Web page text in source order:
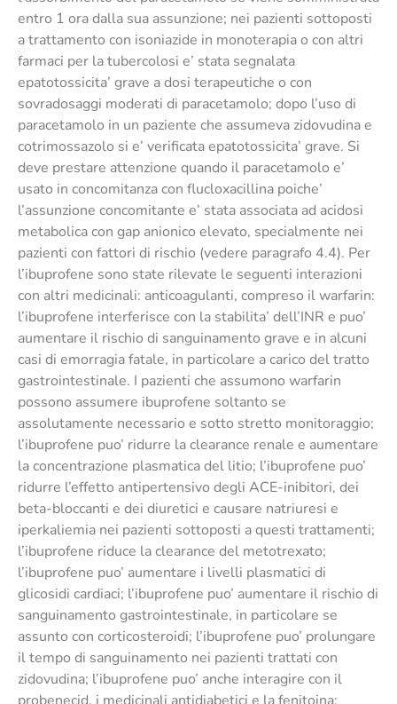
entro 1 ora dalla sua assunzione; nei pazienti sottoposti
a trattamento con isoniazide in monoterapia o con altri
farmaci per la tubercolosi e’ stata segnalata
epatotossicita’ grave a dosi terapeutiche o con
sovradosaggi moderati di paracetamolo; dopo l’uso di
paracetamolo in un paziente che assumeva zidovudina e
cotrimossazolo si e’ verificata epatotossicita’ grave. Si
deve prestare attenzione quando il paracetamolo e’
usato in concomitanza con flucloxacillina poiche’
l’assunzione concomitante e’ stata associata ad acidosi
metabolica con gap anionico elevato, specialmente nei
pazienti con fattori di rischio (vedere paragrafo 4.4). Per
l’ibuprofene sono state rilevate le seguenti interazioni
con altri medicinali: anticoagulanti, compreso il warfarin:
l’ibuprofene interferisce con la stabilita’ dell’INR e puo’
aumentare il rischio di sanguinamento grave e in alcuni
casi di emorragia fatale, in particolare a carico del tratto
gastrointestinale. I pazienti che assumono warfarin
possono assumere ibuprofene soltanto se
assolutamente necessario e sotto stretto monitoraggio;
l’ibuprofene puo’ ridurre la clearance renale e aumentare
la concentrazione plasmatica del litio; l’ibuprofene puo’
ridurre l’effetto antipertensivo degli ACE-inibitori, dei
beta-bloccanti e dei diuretici e causare natriuresi e
iperkaliemia nei pazienti sottoposti a questi trattamenti;
l’ibuprofene riduce la clearance del metotrexato;
l’ibuprofene puo’ aumentare i livelli plasmatici di
glicosidi cardiaci; l’ibuprofene puo’ aumentare il rischio di
sanguinamento gastrointestinale, in particolare se
assunto con corticosteroidi; l’ibuprofene puo’ prolungare
il tempo di sanguinamento nei pazienti trattati con
zidovudina; l’ibuprofene puo’ anche interagire con il